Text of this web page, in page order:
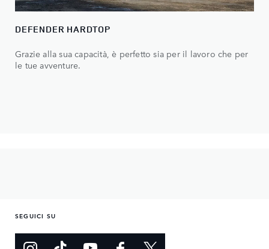
DEFENDER HARDTOP
Grazie alla sua capacità, è perfetto sia per il lavoro che per
le tue avventure.
SEGUICI SU